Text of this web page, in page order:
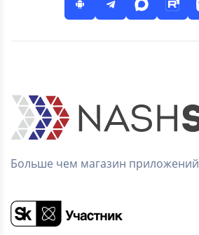
Больше чем магазин приложений